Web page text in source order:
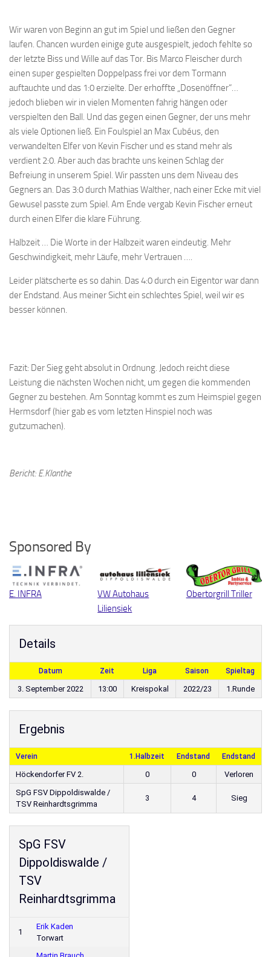
Wir waren von Beginn an gut im Spiel und ließen den Gegner
laufen. Chancen wurden einige gute ausgespielt, jedoch fehlte so
der letzte Biss und Wille auf das Tor. Bis Marco Fleischer durch
einen super gespielten Doppelpass frei vor dem Tormann
auftauchte und das 1:0 erzielte. Der erhoffte „Dosenöffner“…
jedoch blieben wir in vielen Momenten fahrig hängen oder
verspielten den Ball. Und das gegen einen Gegner, der uns mehr
als viele Optionen ließ. Ein Foulspiel an Max Cubéus, den
verwandelten Elfer von Kevin Fischer und es stand mehr als
verdient 2:0. Aber auch das brachte uns keinen Schlag der
Befreiung in unserem Spiel. Wir passten uns dem Niveau des
Gegners an. Das 3:0 durch Mathias Walther, nach einer Ecke mit viel
Gewusel passte zum Spiel. Am Ende vergab Kevin Fischer erneut
durch einen Elfer die klare Führung.
Halbzeit … Die Worte in der Halbzeit waren eindeutig. Mehr
Geschwindigkeit, mehr Läufe, mehr Vertrauen ….
Leider plätscherte es so dahin. Das 4:0 durch ein Eigentor war dann
der Endstand. Aus meiner Sicht ein schlechtes Spiel, weil wir es
besser können.
Fazit: Der Sieg geht absolut in Ordnung. Jedoch reicht diese
Leistung die nächsten Wochen nicht, um gegen die kommenden
Gegner zu bestehen. Am Sonntag kommt es zum Heimspiel gegen
Hermsdorf (hier gab es vom letzten Hinspiel noch was
gutzumachen).
Bericht: E.Klanthe
Sponsored By
E. INFRA
VW Autohaus
Liliensiek
Obertorgrill Triller
Details
Datum Zeit Liga Saison Spieltag
3. September 2022 13:00 Kreispokal 2022/23 1.Runde
Ergebnis
Verein 1.Halbzeit Endstand Endstand
Höckendorfer FV 2. 0 0
Verloren
SpG FSV Dippoldiswalde /
TSV Reinhardtsgrimma
3 4 Sieg
SpG FSV
Dippoldiswalde /
TSV
Reinhardtsgrimma
1
Erik Kaden
Torwart